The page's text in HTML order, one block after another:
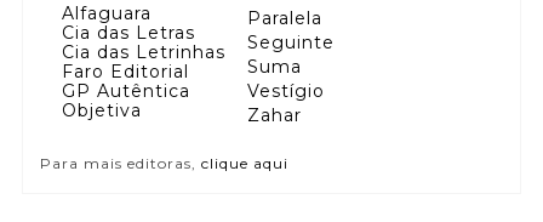
Alfaguara
Cia das Letras
Cia das Letrinhas
Faro Editorial
GP Autêntica
Objetiva
Paralela
Seguinte
Suma
Vestígio
Zahar
Para mais editoras, clique aqui